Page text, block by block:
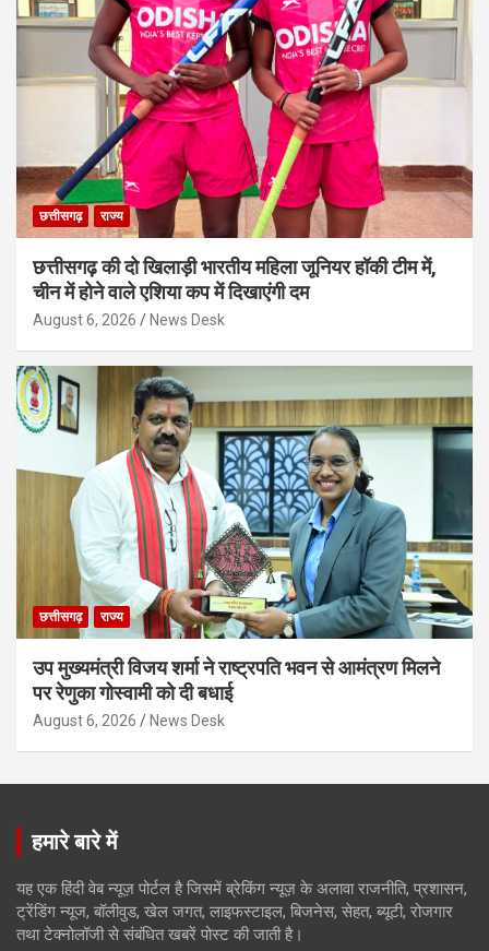
छत्तीसगढ़ राज्य
छत्तीसगढ़ की दो खिलाड़ी भारतीय महिला जूनियर हॉकी टीम में,
चीन में होने वाले एशिया कप में दिखाएंगी दम
August 6, 2026 News Desk
छत्तीसगढ़ राज्य
उप मुख्यमंत्री विजय शर्मा ने राष्ट्रपति भवन से आमंत्रण मिलने
पर रेणुका गोस्वामी को दी बधाई
August 6, 2026 News Desk
हमारे बारे में
यह एक हिंदी वेब न्यूज़ पोर्टल है जिसमें ब्रेकिंग न्यूज़ के अलावा राजनीति, प्रशासन,
ट्रेंडिंग न्यूज, बॉलीवुड, खेल जगत, लाइफस्टाइल, बिजनेस, सेहत, ब्यूटी, रोजगार
तथा टेक्नोलॉजी से संबंधित खबरें पोस्ट की जाती है।